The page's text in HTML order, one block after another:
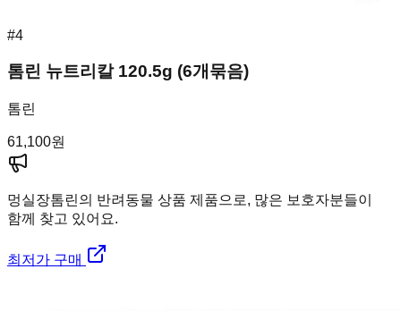
#4
톰린 뉴트리칼 120.5g (6개묶음)
톰린
61,100원
멍실장톰린의 반려동물 상품 제품으로, 많은 보호자분들이
함께 찾고 있어요.
최저가 구매